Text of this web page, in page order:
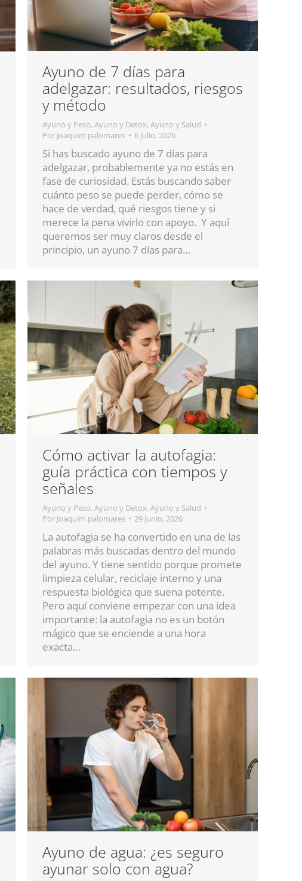
Ayuno de 7 días para
adelgazar: resultados, riesgos
y método
Ayuno y Peso, Ayuno y Detox, Ayuno y Salud
Por Joaquim palomares 6 julio, 2026
Si has buscado ayuno de 7 días para
adelgazar, probablemente ya no estás en
fase de curiosidad. Estás buscando saber
cuánto peso se puede perder, cómo se
hace de verdad, qué riesgos tiene y si
merece la pena vivirlo con apoyo. Y aquí
queremos ser muy claros desde el
principio, un ayuno 7 días para…
Cómo activar la autofagia:
guía práctica con tiempos y
señales
Ayuno y Peso, Ayuno y Detox, Ayuno y Salud
Por Joaquim palomares 29 junio, 2026
La autofagia se ha convertido en una de las
palabras más buscadas dentro del mundo
del ayuno. Y tiene sentido porque promete
limpieza celular, reciclaje interno y una
respuesta biológica que suena potente.
Pero aquí conviene empezar con una idea
importante: la autofagia no es un botón
mágico que se enciende a una hora
exacta…
Ayuno de agua: ¿es seguro
ayunar solo con agua?